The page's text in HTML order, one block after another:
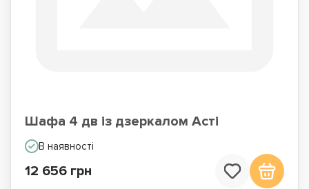
Шафа 4 дв із дзеркалом Асті
В наявності
12 656 грн